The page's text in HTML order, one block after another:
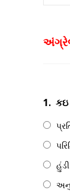
1. કઇ
હુંડી